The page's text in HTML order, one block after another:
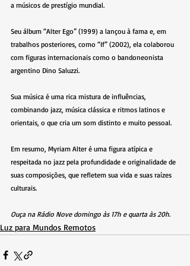
a músicos de prestígio mundial.
Seu álbum “Alter Ego” (1999) a lançou à fama e, em
trabalhos posteriores, como “If” (2002), ela colaborou
com figuras internacionais como o bandoneonista
argentino Dino Saluzzi.
Sua música é uma rica mistura de influências,
combinando jazz, música clássica e ritmos latinos e
orientais, o que cria um som distinto e muito pessoal.
Em resumo, Myriam Alter é uma figura atípica e
respeitada no jazz pela profundidade e originalidade de
suas composições, que refletem sua vida e suas raízes
culturais.
Ouça na Rádio Nove domingo às 17h e quarta às 20h.
Luz para Mundos Remotos